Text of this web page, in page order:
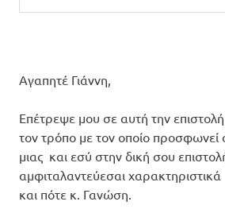
Αγαπητέ Γιάννη,
Επέτρεψε μου σε αυτή την
τον τρόπο με τον οποίο προσφωνεί
μιας και εσύ στην δική σου
αμφιταλαντεύεσαι
και πότε κ. Γανώση.